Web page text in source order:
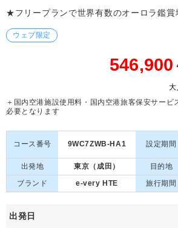
★フリープランで世界有数のオーロラ鑑賞
ウェブ限定
大
＋国内空港施設使用料・国内空港旅客保安サービ
必要となります
コース番号 9WC7ZWB-HA1 設定期間
出発地
東京（成田） 目的地
ブランド
e-very HTE 旅行期間
出発日